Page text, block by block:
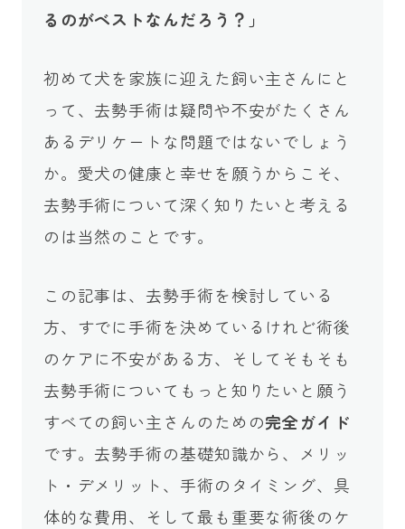
るのがベストなんだろう？」
初めて犬を家族に迎えた飼い主さんにと
って、去勢手術は疑問や不安がたくさん
あるデリケートな問題ではないでしょう
か。愛犬の健康と幸せを願うからこそ、
去勢手術について深く知りたいと考える
のは当然のことです。
この記事は、去勢手術を検討している
方、すでに手術を決めているけれど術後
のケアに不安がある方、そしてそもそも
去勢手術についてもっと知りたいと願う
すべての飼い主さんのための完全ガイド
です。去勢手術の基礎知識から、メリッ
ト・デメリット、手術のタイミング、具
体的な費用、そして最も重要な術後のケ